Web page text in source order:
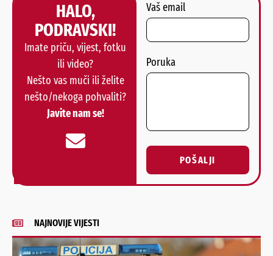
HALO,
PODRAVSKI!
Imate priču, vijest, fotku
ili video?
Nešto vas muči ili želite
nešto/nekoga pohvaliti?
Javite nam se!
Vaš email
Poruka
POŠALJI
Alternative:
NAJNOVIJE VIJESTI